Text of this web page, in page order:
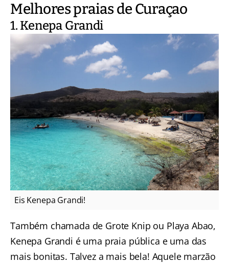
Melhores praias de Curaçao
1. Kenepa Grandi
Eis Kenepa Grandi!
Também chamada de Grote Knip ou Playa Abao,
Kenepa Grandi é uma praia pública e uma das
mais bonitas. Talvez a mais bela! Aquele marzão